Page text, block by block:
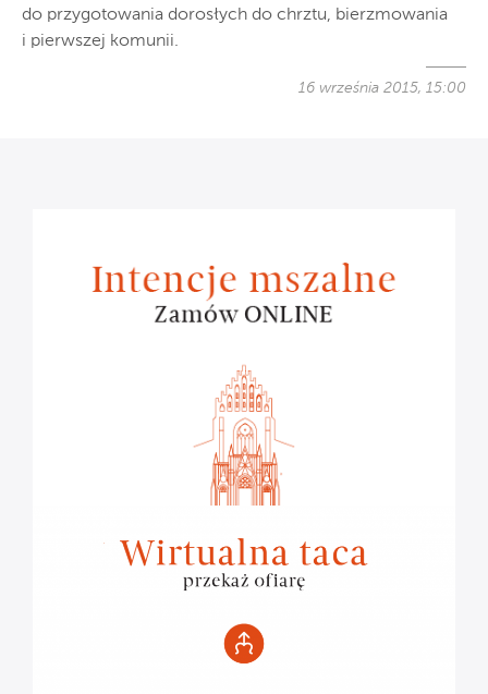
do przygotowania dorosłych do chrztu, bierzmowania
i pierwszej komunii.
16 września 2015, 15:00